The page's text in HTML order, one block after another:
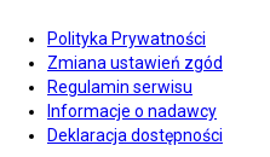
Polityka Prywatności
Zmiana ustawień zgód
Regulamin serwisu
Informacje o nadawcy
Deklaracja dostępności